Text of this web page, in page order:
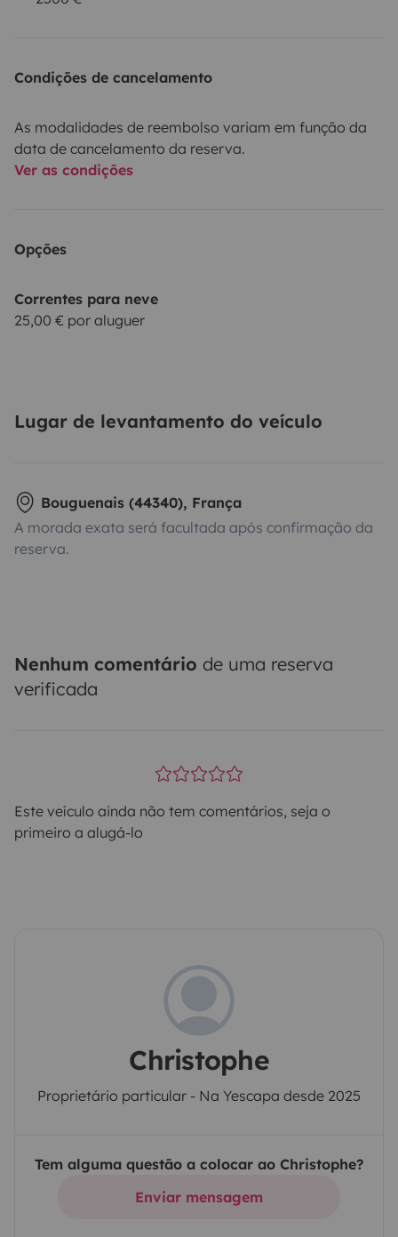
combine praticité, confort et liberté !
Condições de cancelamento
As modalidades de reembolso variam em função da
data de cancelamento da reserva.
Ver as condições
Opções
Correntes para neve
25,00 € por aluguer
Lugar de levantamento do veículo
Bouguenais (44340), França
A morada exata será facultada após confirmação da
reserva.
Nenhum comentário de uma reserva
verificada
Este veículo ainda não tem comentários, seja o
primeiro a alugá-lo
Christophe
Proprietário particular - Na Yescapa desde 2025
Tem alguma questão a colocar ao Christophe?
Enviar mensagem